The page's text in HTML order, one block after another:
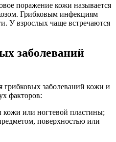
поражение кожи называется
Грибковым инфекциям
У взрослых чаще встречаются
заболеваний
заболеваний кожи и
факторов:
кожи или ногтевой пластины;
поверхностью или